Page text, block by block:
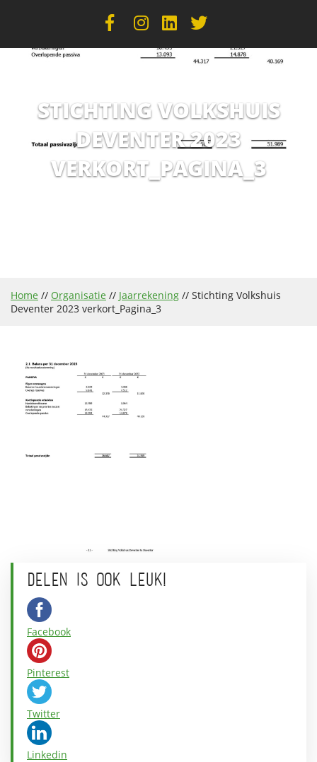
STICHTING VOLKSHUIS
DEVENTER 2023
VERKORT_PAGINA_3
Home // Organisatie // Jaarrekening // Stichting Volkshuis
Deventer 2023 verkort_Pagina_3
DELEN IS OOK LEUK!
Facebook
Pinterest
Twitter
Linkedin